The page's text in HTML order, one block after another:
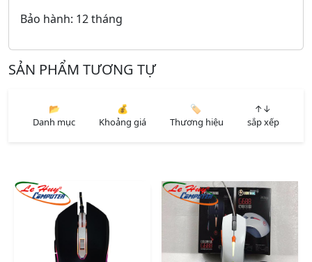
Bảo hành: 12 tháng
SẢN PHẨM TƯƠNG TỰ
📂
Danh mục
💰
Khoảng giá
🏷️
Thương hiệu
↑↓
sắp xếp